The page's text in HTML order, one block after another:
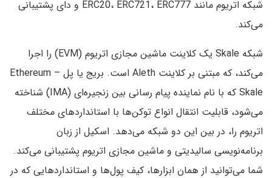
شبکه اتریوم مانند ERC20، ERC721، ERC777 و دای پشتیبانی
می‌کند.
شبکه Skale یک کلاینت ماشین مجازی اتریوم (EVM) را اجرا
می‌کند، که مبتنی بر کلاینت Aleth است. بریج یا پل Ethereum –
Skale که با نام نماینده پیام رسانی بین زنجیره‌ای (IMA) شناخته
می‌شود، قابلیت انتقال انواع توکن‌ها با استانداردهای مختلف
اتریوم را، در بین این دو شبکه می‌دهد. اسکیل از زبان
برنامه‌نویسی سالیدیتی و ماشین مجازی اتریوم پشتیبانی می‌کند.
شما می‌توانید از همان ابزارها، کیف پول‌ها و استانداردهایی که در